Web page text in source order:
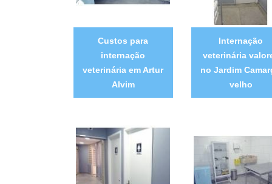
Custos para
internação
veterinária em Artur
Alvim
Internação
veterinária
no Jardim
velho